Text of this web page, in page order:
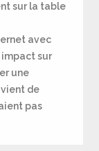
sur la table
avec
impact sur
une
vient de
pas